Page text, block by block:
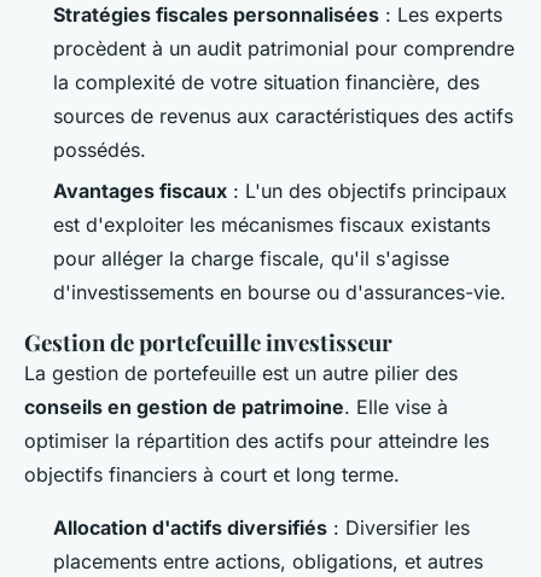
Stratégies fiscales personnalisées : Les experts
procèdent à un audit patrimonial pour comprendre
la complexité de votre situation financière, des
sources de revenus aux caractéristiques des actifs
possédés.
Avantages fiscaux : L'un des objectifs principaux
est d'exploiter les mécanismes fiscaux existants
pour alléger la charge fiscale, qu'il s'agisse
d'investissements en bourse ou d'assurances-vie.
Gestion de portefeuille investisseur
La gestion de portefeuille est un autre pilier des
conseils en gestion de patrimoine. Elle vise à
optimiser la répartition des actifs pour atteindre les
objectifs financiers à court et long terme.
Allocation d'actifs diversifiés : Diversifier les
placements entre actions, obligations, et autres